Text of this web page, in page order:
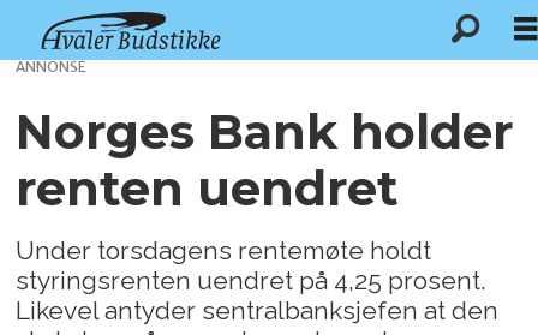
ANNONSE
Norges Bank holder
renten uendret
Under torsdagens rentemøte holdt
styringsrenten uendret på 4,25 prosent.
Likevel antyder sentralbanksjefen at den